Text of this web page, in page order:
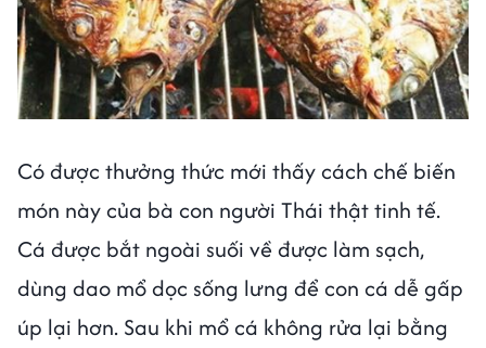
Có được thưởng thức mới thấy cách chế biến
món này của bà con người Thái thật tinh tế.
Cá được bắt ngoài suối về được làm sạch,
dùng dao mổ dọc sống lưng để con cá dễ gấp
úp lại hơn. Sau khi mổ cá không rửa lại bằng